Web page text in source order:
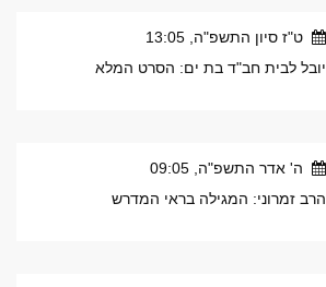
ט"ז סיון התשפ"ה, 13:05
יובל לבית חב"ד בת ים: הסרט המלא
ה' אדר התשפ"ה, 09:05
הרב זמרוני: המגילה בראי המדרש